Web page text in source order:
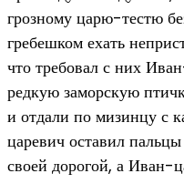
грозному царю-тестю
гребешком ехать
что требовал с них
редкую заморскую
и отдали по мизинцу с
царевич оставил
своей дорогой, а Иван-